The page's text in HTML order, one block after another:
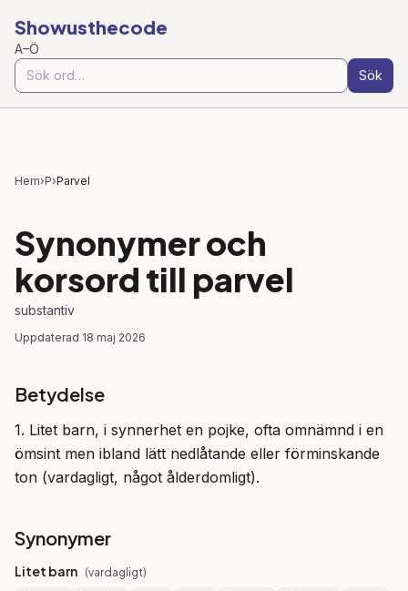
Showusthecode
A–Ö
Sök
Hem›P›Parvel
Synonymer och
korsord till parvel
substantiv
Uppdaterad 18 maj 2026
Betydelse
1. Litet barn, i synnerhet en pojke, ofta omnämnd i en
ömsint men ibland lätt nedlåtande eller förminskande
ton (vardagligt, något ålderdomligt).
Synonymer
Litet barn (vardagligt)